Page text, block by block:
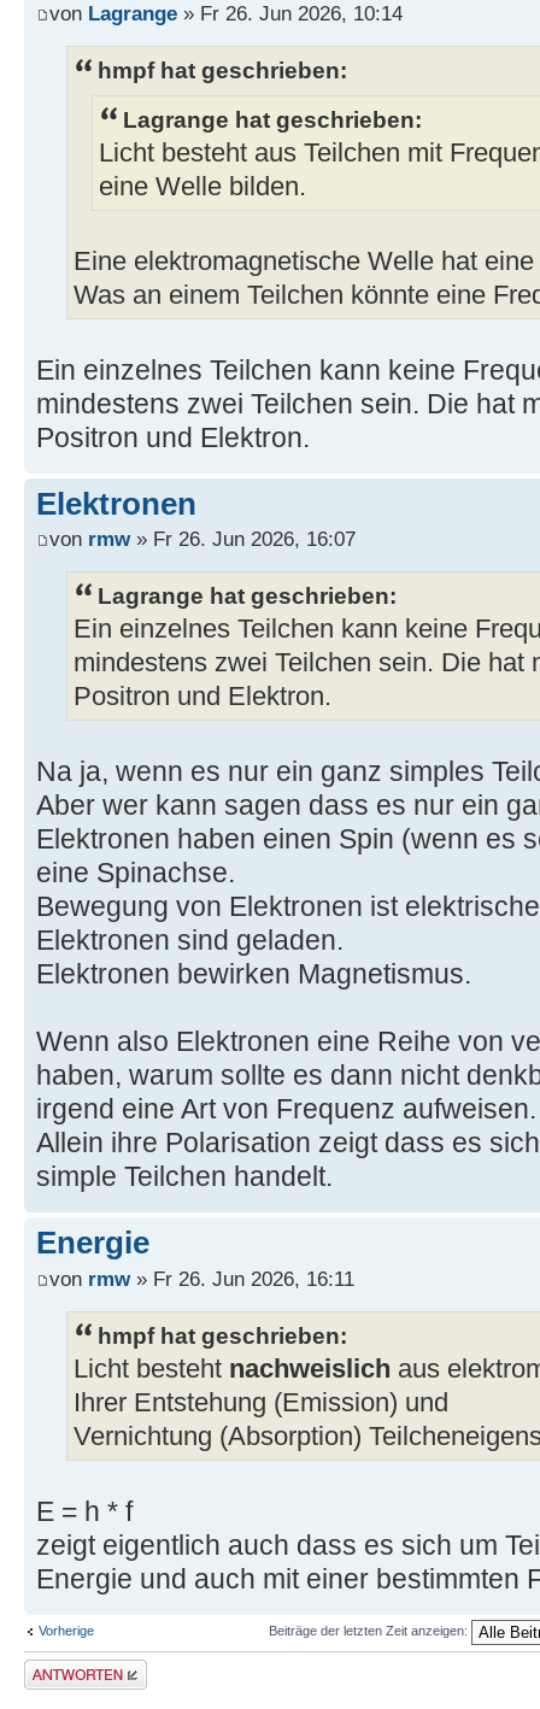
von Lagrange » Fr 26. Jun 2026, 10:14
hmpf hat geschrieben:
Lagrange hat geschrieben:
Licht besteht aus Teilchen mit
eine Welle bilden.
Eine elektromagnetische Welle hat
Was an einem Teilchen könnte eine
Ein einzelnes Teilchen kann keine
mindestens zwei Teilchen sein. Die hat
Positron und Elektron.
Elektronen
von rmw» Fr 26. Jun 2026, 16:07
Lagrange hat geschrieben:
Ein einzelnes Teilchen kann keine
mindestens zwei Teilchen sein. Die hat
Positron und Elektron.
Na ja, wenn es nur ein ganz simples
Aber wer kann sagen dass es nur ein
Elektronen haben einen Spin (wenn es
eine Spinachse.
Bewegung von Elektronen ist
Elektronen sind geladen.
Elektronen bewirken Magnetismus.
Wenn also Elektronen eine Reihe von
haben, warum sollte es dann nicht
irgend eine Art von Frequenz aufweisen.
Allein ihre Polarisation zeigt dass es
simple Teilchen handelt.
Energie
von rmw» Fr 26. Jun 2026, 16:11
hmpf hat geschrieben:
Licht besteht nachweislich aus
Ihrer Entstehung (Emission) und
Vernichtung (Absorption)
E = h * f
zeigt eigentlich auch dass es sich um
Energie und auch mit einer bestimmten
Vorherige Beiträge der letzten Zeit anzeigen:
Antwort erstellen